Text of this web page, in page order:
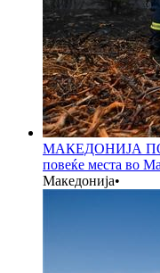
МАКЕДОНИЈА
повеќе места во
Македонија•